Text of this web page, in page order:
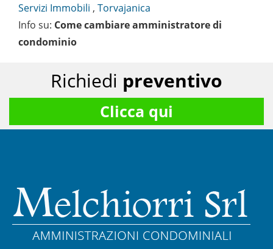
Servizi Immobili , Torvajanica
Info su: Come cambiare amministratore di
condominio
Richiedi preventivo
Clicca qui